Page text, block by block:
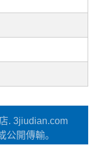
. 3jiudian.com
公開傳輸。